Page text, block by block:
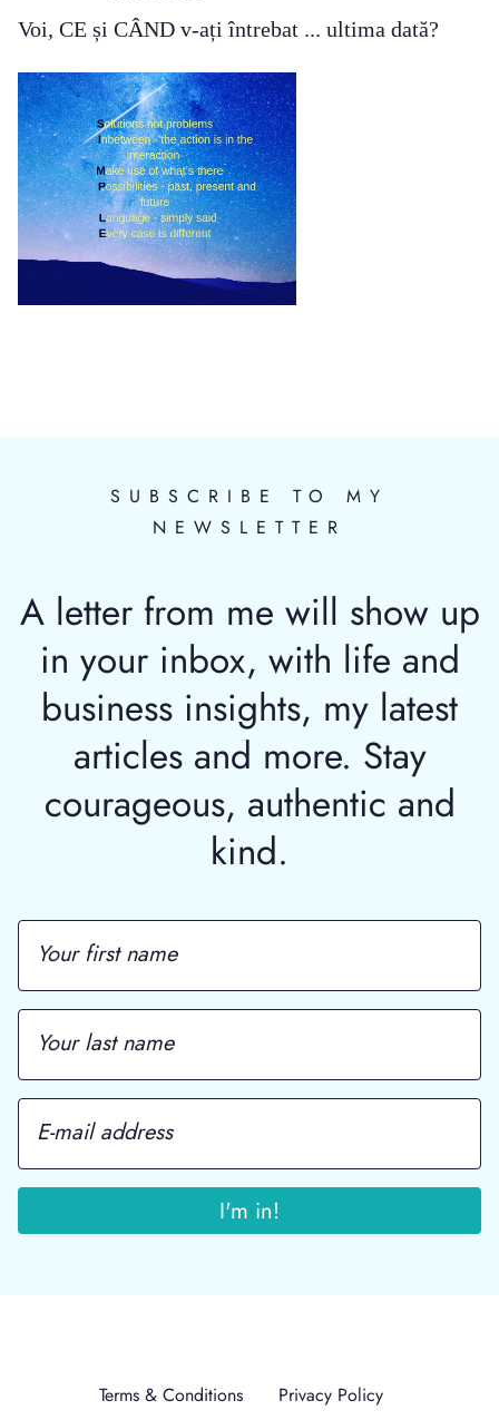
Voi, CE și CÂND v-ați întrebat ... ultima dată?
SUBSCRIBE TO MY
NEWSLETTER
A letter from me will show up
in your inbox, with life and
business insights, my latest
articles and more. Stay
courageous, authentic and
kind.
Terms & Conditions Privacy Policy